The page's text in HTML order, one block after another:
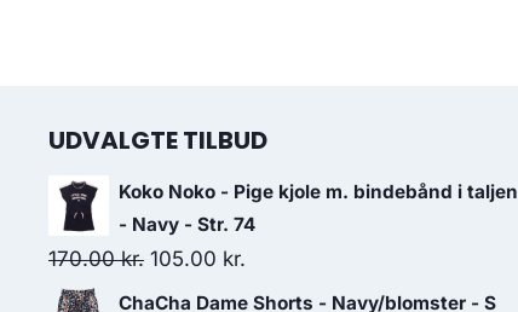
UDVALGTE TILBUD
Koko Noko - Pige kjole m. bindebånd i taljen
- Navy - Str. 74
170.00kr. Original
price
105.00 kr.
price
ChaCha Dame Shorts - Navy/blomster - S